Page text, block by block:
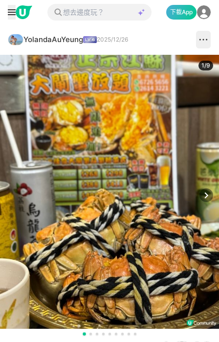
下載App
YolandaAuYeung 2025/12/26
1/9